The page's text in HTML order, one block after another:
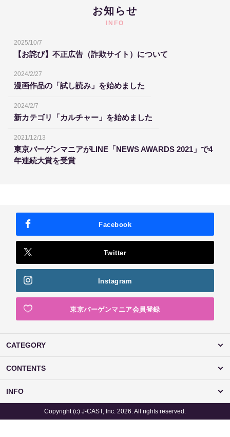
お知らせ
INFO
2025/10/7
【お詫び】不正広告（詐欺サイト）について
2024/2/27
漫画作品の「試し読み」を始めました
2024/2/7
新カテゴリ「カルチャー」を始めました
2021/12/13
東京バーゲンマニアがLINE「NEWS AWARDS 2021」で4
年連続大賞を受賞
Facebook
Twitter
Instagram
東京バーゲンマニア会員登録
CATEGORY
CONTENTS
INFO
Copyright (c) J-CAST, Inc. 2026. All rights reserved.